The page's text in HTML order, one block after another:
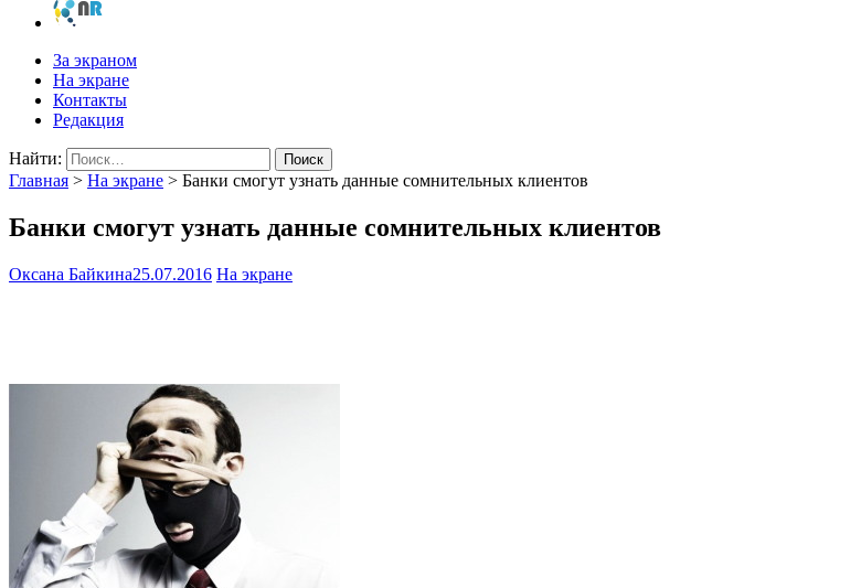
За экраном
На экране
Контакты
Редакция
Найти:
Главная > На экране > Банки смогут узнать данные сомнительных клиентов
Банки смогут узнать данные сомнительных клиентов
Оксана Байкина25.07.2016 На экране